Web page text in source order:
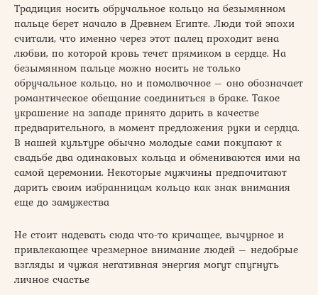
Традиция носить обручальное кольцо на безымянном
пальце берет начало в Древнем Египте. Люди той эпохи
считали, что именно через этот палец проходит вена
любви, по которой кровь течет прямиком в сердце. На
безымянном пальце можно носить не только
обручальное кольцо, но и помолвочное – оно обозначает
романтическое обещание соединиться в браке. Такое
украшение на западе принято дарить в качестве
предварительного, в момент предложения руки и сердца.
В нашей культуре обычно молодые сами покупают к
свадьбе два одинаковых кольца и обмениваются ими на
самой церемонии. Некоторые мужчины предпочитают
дарить своим избранницам кольцо как знак внимания
еще до замужества
Не стоит надевать сюда что-то кричащее, вычурное и
привлекающее чрезмерное внимание людей – недобрые
взгляды и чужая негативная энергия могут спугнуть
личное счастье